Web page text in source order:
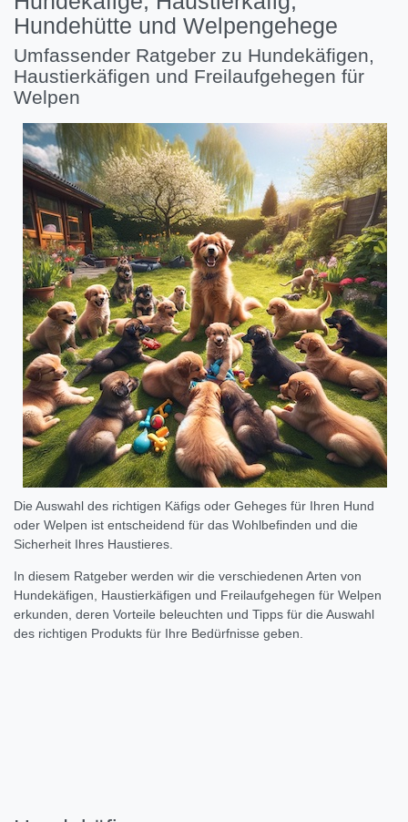
Hundehütte und Welpengehege
Umfassender Ratgeber zu Hundekäfigen,
Haustierkäfigen und Freilaufgehegen für
Welpen
Die Auswahl des richtigen Käfigs oder Geheges für Ihren Hund
oder Welpen ist entscheidend für das Wohlbefinden und die
Sicherheit Ihres Haustieres.
In diesem Ratgeber werden wir die verschiedenen Arten von
Hundekäfigen, Haustierkäfigen und Freilaufgehegen für Welpen
erkunden, deren Vorteile beleuchten und Tipps für die Auswahl
des richtigen Produkts für Ihre Bedürfnisse geben.